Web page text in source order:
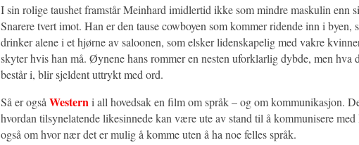
I sin rolige taushet framstår Meinhard imidlertid ikke som mindre maskulin enn
Snarere tvert imot. Han er den tause cowboyen som kommer ridende inn i byen,
drinker alene i et hjørne av saloonen, som elsker lidenskapelig med vakre
skyter hvis han må. Øynene hans rommer en nesten uforklarlig dybde, men hva
består i, blir sjeldent uttrykt med ord.
Så er også Westerni all hovedsak en film om språk – og om kommunikasjon.
hvordan tilsynelatende likesinnede kan være ute av stand til å kommunisere med
også om hvor nær det er mulig å komme uten å ha noe felles språk.